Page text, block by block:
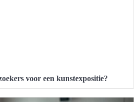
voor een kunstexpositie?